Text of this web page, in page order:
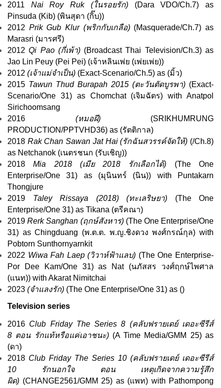
2011 Nai Roy Ruk (ในรอยรัก)(Dara VDO/Ch.7) as
Pinsuda (Kib) (พินสุดา (กิ๊บ))
2012 Prik Gub Klur (พริกกับเกลือ)(Masquerade/Ch.7) as
Marasri (มารศรี)
2012Qi Pao (กี่เพ้า)(Broadcast Thai Television/Ch.3) as
Jao Lin Peuy (Pei Pei) (เจ้าหลินเพ่ย (เพ่ยเพ่ย))
2012 (เจ้าแม่จำเป็น) (Exact-Scenario/Ch.5) as (มิ้ว)
2015 Tawun Thud Burapah 2015 (ตะวันตัดบูรพา) (Exact-
Scenario/One 31) as Chomchat (เจิมฉัตร) with Anatpol
Sirichoomsang
2016 (หมอผี)(SRIKHUMRUNG
PRODUCTION/PPTVHD36) as (รัตติกาล)
2018 Rak Chan Sawan Jat Hai (รักฉันสวรรค์จัดให้) (/Ch.8)
as Netchanok (เนตรชนก (รับเชิญ))
2018Mia 2018 (เมีย 2018 รักเลือกได้) (The One
Enterprise/One 31) as (มุนินทร์ (นิน)) with Puntakarn
Thongjure
2019 Taley Rissaya (2018) (ทะเลริษยา) (The One
Enterprise/One 31) as Tikana (ตรีคณา)
2019Rerk Sanghan (ฤกษ์สังหาร)(The One Enterprise/One
31) as Chingduang (พ.ต.ต. พ.ญ.ชิงดวง พงศ์กรณ์กุล) with
Pobtorn Sunthornyarnkit
2022 Wiwa Fah Laep (วิวาห์ฟ้าแลบ) (The One Enterprise-
Por Dee Kam/One 31) as Nat (นภัสสร วงศ์ฤกษ์ไพศาล
(แนท)) with Akarat Nimitchai
2023 (จำแลงรัก) (The One Enterprise/One 31) as ()
Television series
2016 Club Friday The Series 8 (คลับฟรายเดย์ เดอะซีรีส์
8 ตอน รักแท้หรือแค่เอาชนะ)(A Time Media/GMM 25) as
(ดา)
2018 Club Friday The Series 10 (คลับฟรายเดย์ เดอะซีรีส์
10 รักนอกใจ ตอน เหตุเกิดจากความรู้สึก
ผิด) (CHANGE2561/GMM 25) as (แพท) with Pathompong